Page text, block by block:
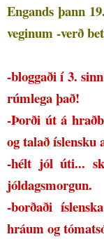
Engands þann
veginum-verð
-bloggaði í 3.
rúmlega það!
-Þorði út á
og talað íslensku
-hélt jól úti...
jóldagsmorgun.
-borðaði
hráum og